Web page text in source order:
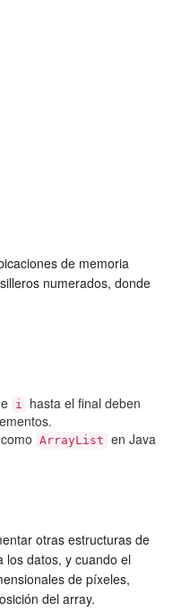
de memoria
numerados, donde
i
hasta el final deben
ArrayList en Java
otras estructuras de
los datos, y cuando el
de píxeles,
del array.